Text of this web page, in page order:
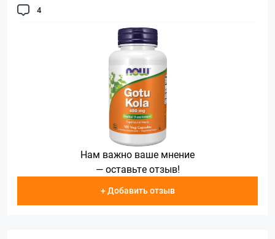
4
Нам важно ваше мнение
— оставьте отзыв!
+ Добавить отзыв